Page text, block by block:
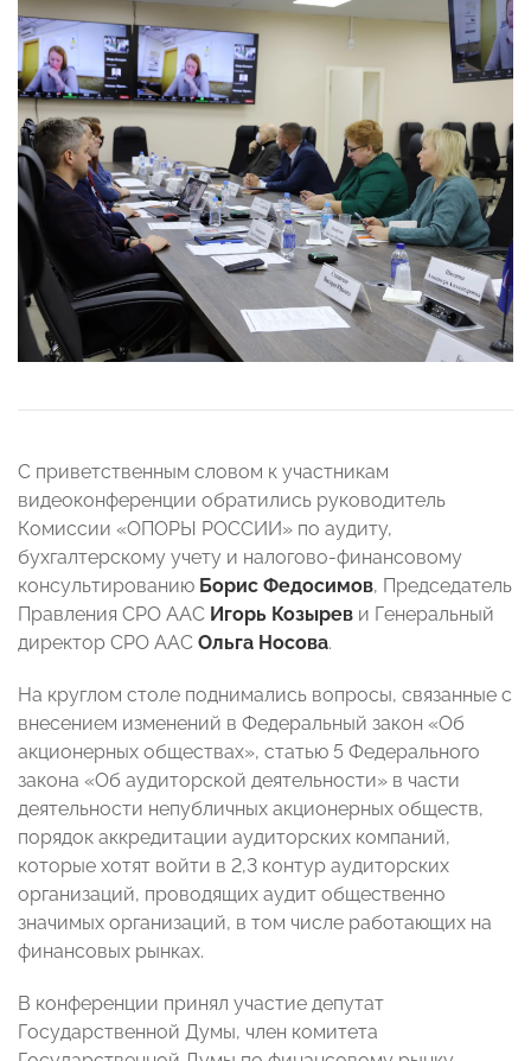
С приветственным словом к участникам
видеоконференции обратились руководитель
Комиссии «ОПОРЫ РОССИИ» по аудиту,
бухгалтерскому учету и налогово-финансовому
консультированию Борис Федосимов, Председатель
Правления СРО ААС Игорь Козырев и Генеральный
директор СРО ААС Ольга Носова.
На круглом столе поднимались вопросы, связанные с
внесением изменений в Федеральный закон «Об
акционерных обществах», статью 5 Федерального
закона «Об аудиторской деятельности» в части
деятельности непубличных акционерных обществ,
порядок аккредитации аудиторских компаний,
которые хотят войти в 2,3 контур аудиторских
организаций, проводящих аудит общественно
значимых организаций, в том числе работающих на
финансовых рынках.
В конференции принял участие депутат
Государственной Думы, член комитета